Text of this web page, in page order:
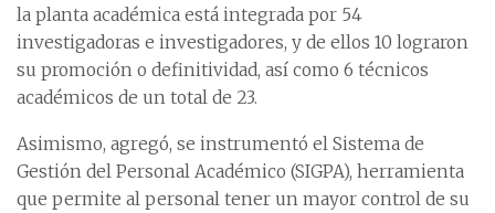
la planta académica está integrada por 54
investigadoras e investigadores, y de ellos 10 lograron
su promoción o definitividad, así como 6 técnicos
académicos de un total de 23.
Asimismo, agregó, se instrumentó el Sistema de
Gestión del Personal Académico (SIGPA), herramienta
que permite al personal tener un mayor control de su